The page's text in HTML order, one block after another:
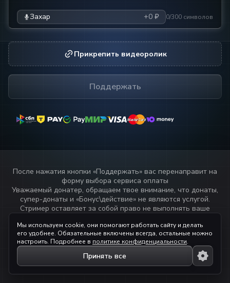
Захар +0 ₽ 0/300 символов
Прикрепить видеоролик
Поддержать
MasterCard
MasterCard
После нажатия кнопки «Поддержать» вас перенаправит на
форму выбора сервиса оплаты
Уважаемый донатер, обращаем твое внимание, что донаты,
супер-донаты и «Бонус\действие» не являются услугой.
Стример оставляет за собой право не выполнять ваше
данный сервис.
Прочитайправила стримера!
© 2023 — 2026 ihaqdonate.com
Мы используем cookie, они помогают работать сайту и делать
его удобнее. Обязательные включены всегда, остальные можно
настроить. Подробнее в политике конфиденциальности.
Принять все